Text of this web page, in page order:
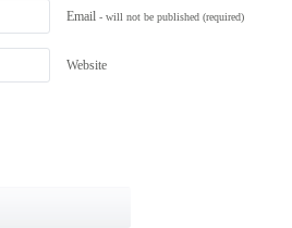
Email - will not be published (required)
Website